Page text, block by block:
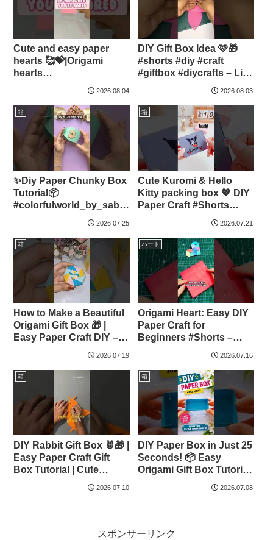
Cute and easy paper
hearts 🥰💝|Origami
hearts
#shorts#diycrafts#duarts
2026.08.04
DIY Gift Box Idea 🩷🎁
#shorts #diy #craft
#giftbox #diycrafts – Lily-
2026.08.03
箱
✨Diy Paper Chunky Box
Tutorial📦
#colorfulworld_by_saba
– Colorful World by
2026.07.25
箱
Cute Kuromi & Hello
Kitty packing box 💖 DIY
Paper Craft #Shorts
#Kuromi #HelloKitty
Blossom & Beyond
2026.07.21
箱
How to Make a Beautiful
Origami Gift Box 🎁 |
Easy Paper Craft DIY –
Bushu art and craft
2026.07.19
ハート
Origami Heart: Easy DIY
Paper Craft for
Beginners #Shorts –
2026.07.16
箱
DIY Rabbit Gift Box 🐰🎁 |
Easy Paper Craft Gift
Box Tutorial | Cute
Handmade Bunny Box –
2026.07.10
箱
DIY Paper Box in Just 25
Seconds! 📦 Easy
Origami Gift Box Tutorial
#diycrafts #papercraft
#EasyDIY – Nexa Craft
2026.07.08
スポンサーリンク